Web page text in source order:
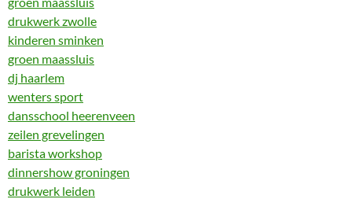
drukwerk zwolle
kinderen sminken
groen maassluis
dj haarlem
wenters sport
dansschool heerenveen
zeilen grevelingen
barista workshop
dinnershow groningen
drukwerk leiden